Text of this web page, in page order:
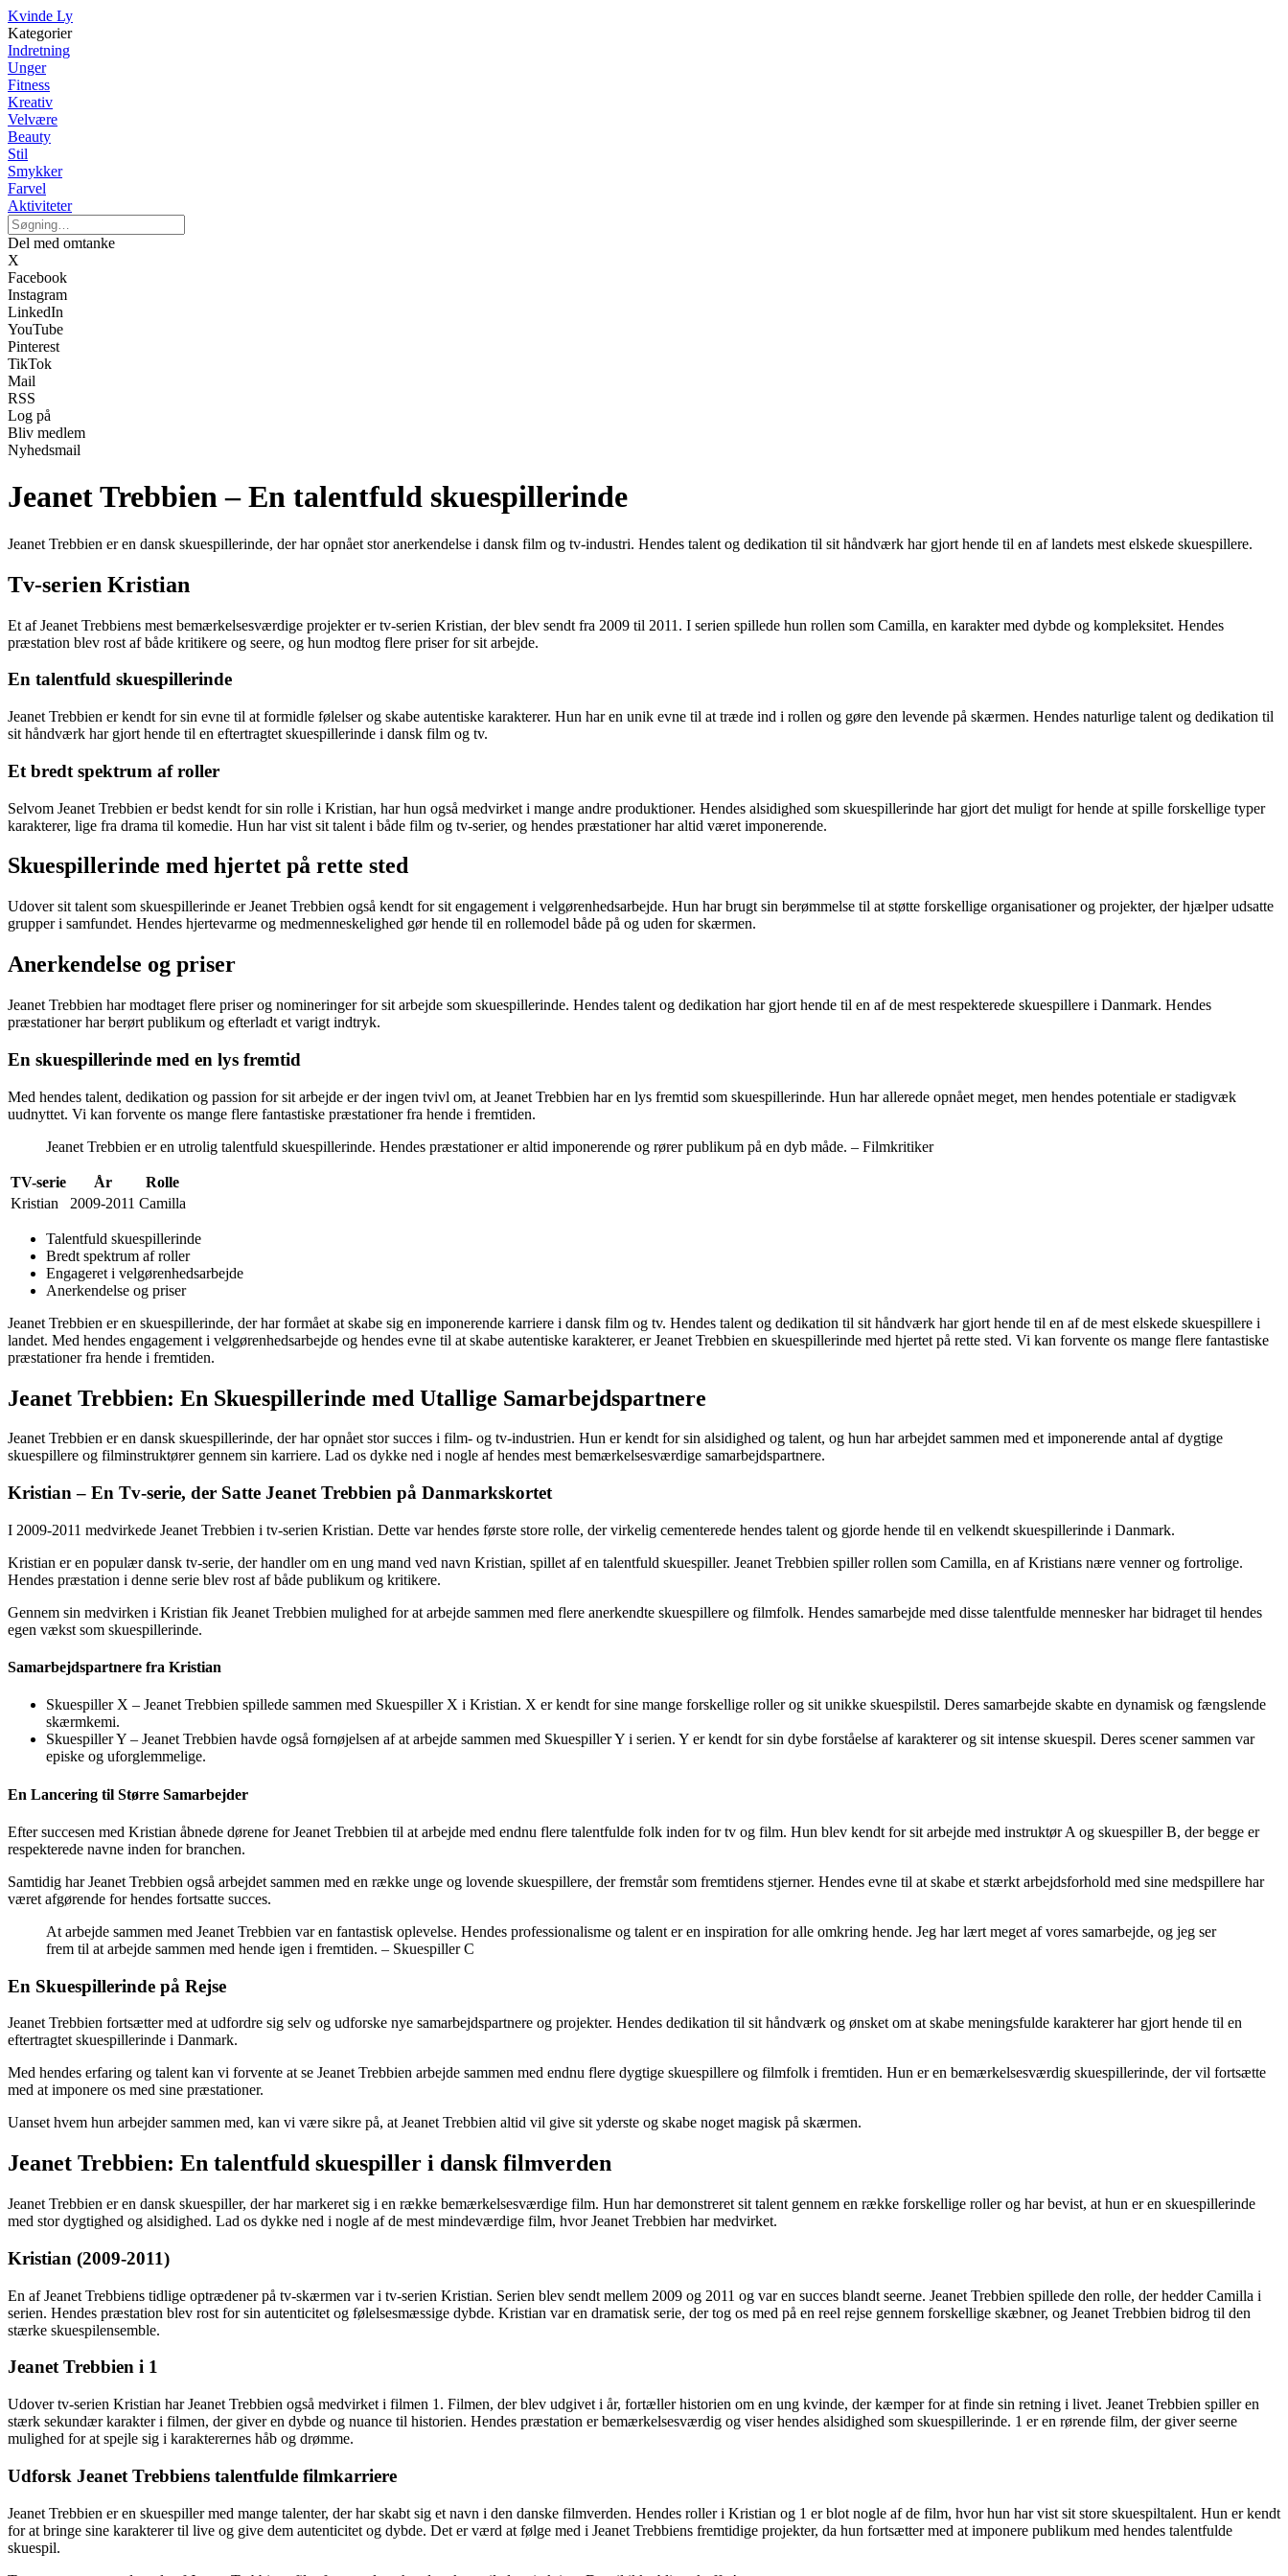
Kvinde Ly
Kategorier
Indretning
Unger
Fitness
Kreativ
Velvære
Beauty
Stil
Smykker
Farvel
Aktiviteter
Del med omtanke
X
Facebook
Instagram
LinkedIn
YouTube
Pinterest
TikTok
Mail
RSS
Log på
Bliv medlem
Nyhedsmail
Jeanet Trebbien – En talentfuld skuespillerinde
Jeanet Trebbien er en dansk skuespillerinde, der har opnået stor anerkendelse i dansk film og tv-industri. Hendes talent og dedikation til sit håndværk har gjort hende til en af landets mest elskede skuespillere.
Tv-serien Kristian
Et af Jeanet Trebbiens mest bemærkelsesværdige projekter er tv-serien Kristian, der blev sendt fra 2009 til 2011. I serien spillede hun rollen som Camilla, en karakter med dybde og kompleksitet. Hendes
præstation blev rost af både kritikere og seere, og hun modtog flere priser for sit arbejde.
En talentfuld skuespillerinde
Jeanet Trebbien er kendt for sin evne til at formidle følelser og skabe autentiske karakterer. Hun har en unik evne til at træde ind i rollen og gøre den levende på skærmen. Hendes naturlige talent og dedikation til
sit håndværk har gjort hende til en eftertragtet skuespillerinde i dansk film og tv.
Et bredt spektrum af roller
Selvom Jeanet Trebbien er bedst kendt for sin rolle i Kristian, har hun også medvirket i mange andre produktioner. Hendes alsidighed som skuespillerinde har gjort det muligt for hende at spille forskellige typer
karakterer, lige fra drama til komedie. Hun har vist sit talent i både film og tv-serier, og hendes præstationer har altid været imponerende.
Skuespillerinde med hjertet på rette sted
Udover sit talent som skuespillerinde er Jeanet Trebbien også kendt for sit engagement i velgørenhedsarbejde. Hun har brugt sin berømmelse til at støtte forskellige organisationer og projekter, der hjælper udsatte
grupper i samfundet. Hendes hjertevarme og medmenneskelighed gør hende til en rollemodel både på og uden for skærmen.
Anerkendelse og priser
Jeanet Trebbien har modtaget flere priser og nomineringer for sit arbejde som skuespillerinde. Hendes talent og dedikation har gjort hende til en af de mest respekterede skuespillere i Danmark. Hendes
præstationer har berørt publikum og efterladt et varigt indtryk.
En skuespillerinde med en lys fremtid
Med hendes talent, dedikation og passion for sit arbejde er der ingen tvivl om, at Jeanet Trebbien har en lys fremtid som skuespillerinde. Hun har allerede opnået meget, men hendes potentiale er stadigvæk
uudnyttet. Vi kan forvente os mange flere fantastiske præstationer fra hende i fremtiden.
Jeanet Trebbien er en utrolig talentfuld skuespillerinde. Hendes præstationer er altid imponerende og rører publikum på en dyb måde. – Filmkritiker
TV-serie År
Rolle
Kristian
2009-2011 Camilla
Talentfuld skuespillerinde
Bredt spektrum af roller
Engageret i velgørenhedsarbejde
Anerkendelse og priser
Jeanet Trebbien er en skuespillerinde, der har formået at skabe sig en imponerende karriere i dansk film og tv. Hendes talent og dedikation til sit håndværk har gjort hende til en af de mest elskede skuespillere i
landet. Med hendes engagement i velgørenhedsarbejde og hendes evne til at skabe autentiske karakterer, er Jeanet Trebbien en skuespillerinde med hjertet på rette sted. Vi kan forvente os mange flere fantastiske
præstationer fra hende i fremtiden.
Jeanet Trebbien: En Skuespillerinde med Utallige Samarbejdspartnere
Jeanet Trebbien er en dansk skuespillerinde, der har opnået stor succes i film- og tv-industrien. Hun er kendt for sin alsidighed og talent, og hun har arbejdet sammen med et imponerende antal af dygtige
skuespillere og filminstruktører gennem sin karriere. Lad os dykke ned i nogle af hendes mest bemærkelsesværdige samarbejdspartnere.
Kristian – En Tv-serie, der Satte Jeanet Trebbien på Danmarkskortet
I 2009-2011 medvirkede Jeanet Trebbien i tv-serien Kristian. Dette var hendes første store rolle, der virkelig cementerede hendes talent og gjorde hende til en velkendt skuespillerinde i Danmark.
Kristian er en populær dansk tv-serie, der handler om en ung mand ved navn Kristian, spillet af en talentfuld skuespiller. Jeanet Trebbien spiller rollen som Camilla, en af Kristians nære venner og fortrolige.
Hendes præstation i denne serie blev rost af både publikum og kritikere.
Gennem sin medvirken i Kristian fik Jeanet Trebbien mulighed for at arbejde sammen med flere anerkendte skuespillere og filmfolk. Hendes samarbejde med disse talentfulde mennesker har bidraget til hendes
egen vækst som skuespillerinde.
Samarbejdspartnere fra Kristian
Skuespiller X – Jeanet Trebbien spillede sammen med Skuespiller X i Kristian. X er kendt for sine mange forskellige roller og sit unikke skuespilstil. Deres samarbejde skabte en dynamisk og fængslende
skærmkemi.
Skuespiller Y – Jeanet Trebbien havde også fornøjelsen af at arbejde sammen med Skuespiller Y i serien. Y er kendt for sin dybe forståelse af karakterer og sit intense skuespil. Deres scener sammen var
episke og uforglemmelige.
En Lancering til Større Samarbejder
Efter succesen med Kristian åbnede dørene for Jeanet Trebbien til at arbejde med endnu flere talentfulde folk inden for tv og film. Hun blev kendt for sit arbejde med instruktør A og skuespiller B, der begge er
respekterede navne inden for branchen.
Samtidig har Jeanet Trebbien også arbejdet sammen med en række unge og lovende skuespillere, der fremstår som fremtidens stjerner. Hendes evne til at skabe et stærkt arbejdsforhold med sine medspillere har
været afgørende for hendes fortsatte succes.
At arbejde sammen med Jeanet Trebbien var en fantastisk oplevelse. Hendes professionalisme og talent er en inspiration for alle omkring hende. Jeg har lært meget af vores samarbejde, og jeg ser
frem til at arbejde sammen med hende igen i fremtiden. – Skuespiller C
En Skuespillerinde på Rejse
Jeanet Trebbien fortsætter med at udfordre sig selv og udforske nye samarbejdspartnere og projekter. Hendes dedikation til sit håndværk og ønsket om at skabe meningsfulde karakterer har gjort hende til en
eftertragtet skuespillerinde i Danmark.
Med hendes erfaring og talent kan vi forvente at se Jeanet Trebbien arbejde sammen med endnu flere dygtige skuespillere og filmfolk i fremtiden. Hun er en bemærkelsesværdig skuespillerinde, der vil fortsætte
med at imponere os med sine præstationer.
Uanset hvem hun arbejder sammen med, kan vi være sikre på, at Jeanet Trebbien altid vil give sit yderste og skabe noget magisk på skærmen.
Jeanet Trebbien: En talentfuld skuespiller i dansk filmverden
Jeanet Trebbien er en dansk skuespiller, der har markeret sig i en række bemærkelsesværdige film. Hun har demonstreret sit talent gennem en række forskellige roller og har bevist, at hun er en skuespillerinde
med stor dygtighed og alsidighed. Lad os dykke ned i nogle af de mest mindeværdige film, hvor Jeanet Trebbien har medvirket.
Kristian (2009-2011)
En af Jeanet Trebbiens tidlige optrædener på tv-skærmen var i tv-serien Kristian. Serien blev sendt mellem 2009 og 2011 og var en succes blandt seerne. Jeanet Trebbien spillede den rolle, der hedder Camilla i
serien. Hendes præstation blev rost for sin autenticitet og følelsesmæssige dybde. Kristian var en dramatisk serie, der tog os med på en reel rejse gennem forskellige skæbner, og Jeanet Trebbien bidrog til den
stærke skuespilensemble.
Jeanet Trebbien i 1
Udover tv-serien Kristian har Jeanet Trebbien også medvirket i filmen 1. Filmen, der blev udgivet i år, fortæller historien om en ung kvinde, der kæmper for at finde sin retning i livet. Jeanet Trebbien spiller en
stærk sekundær karakter i filmen, der giver en dybde og nuance til historien. Hendes præstation er bemærkelsesværdig og viser hendes alsidighed som skuespillerinde. 1 er en rørende film, der giver seerne
mulighed for at spejle sig i karakterernes håb og drømme.
Udforsk Jeanet Trebbiens talentfulde filmkarriere
Jeanet Trebbien er en skuespiller med mange talenter, der har skabt sig et navn i den danske filmverden. Hendes roller i Kristian og 1 er blot nogle af de film, hvor hun har vist sit store skuespiltalent. Hun er kendt
for at bringe sine karakterer til live og give dem autenticitet og dybde. Det er værd at følge med i Jeanet Trebbiens fremtidige projekter, da hun fortsætter med at imponere publikum med hendes talentfulde
skuespil.